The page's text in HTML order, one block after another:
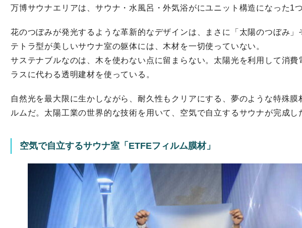
万博サウナエリアは、サウナ・水風呂・外気浴がにユニット構造になった1つ
花のつぼみが発光するような革新的なデザインは、まさに「太陽のつぼみ」
テトラ型が美しいサウナ室の躯体には、木材を一切使っていない。
サステナブルなのは、木を使わない点に留まらない。太陽光を利用して消費
ラスに代わる透明建材を使っている。
自然光を最大限に生かしながら、耐久性もクリアにする、夢のような特殊膜
ルムだ。太陽工業の世界的な技術を用いて、空気で自立するサウナが完成し
空気で自立するサウナ室「ETFEフィルム膜材」